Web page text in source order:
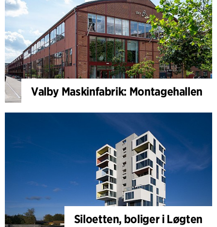
Valby Maskinfabrik: Montagehallen
Siloetten, boliger i Løgten